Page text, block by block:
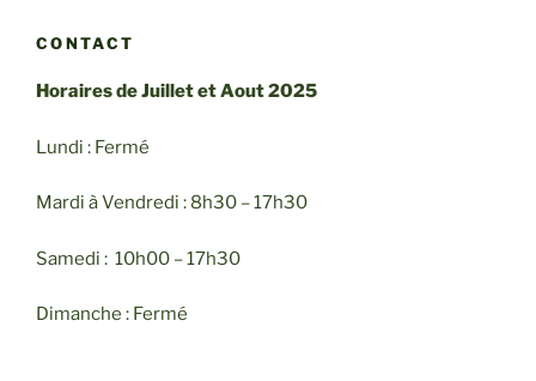
CONTACT
Horaires de Juillet et Aout 2025
Lundi : Fermé
Mardi à Vendredi : 8h30 – 17h30
Samedi : 10h00 – 17h30
Dimanche : Fermé